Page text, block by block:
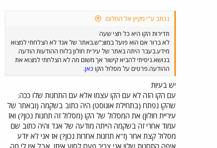
נכתב ע"י מקיץ אל החלום:
תדירות הקו היא כל חצי שעה
לא ברור אם הוא פועל במוצ"ש.באתר של אגד לא הצלחתי למצוא
מידע.בעבר היתה באתר של עירית חולון בלוח ההודעות הודעה
בנושא.ניסיתי להביא קישור אך משום מה לא הצלחתי למצוא את
ההודעה.פרטים על מסלול הקו כאן.
יש בעיות
עם הקו הזה לא עם הקו עצמו אלא עם התחנות שלו ככה:
שהקו נפתח (בתחילת אוגוסט) היה כתוב בשקמה (ובאתר של
עיריית חולון) את המסלול של הקו (מסלול זה תחנות נכון?) ואז
עמוד אחרי זה בשקמה הייתה מודעה של אגד והיה כתוב שם
מסלול קצת אחר (ז"א תחנות אחרות נכון?) אז אני לא יודע
איפה התחנות שלו! אני צריך פעם לסוע איתו, אבל אין לי מה